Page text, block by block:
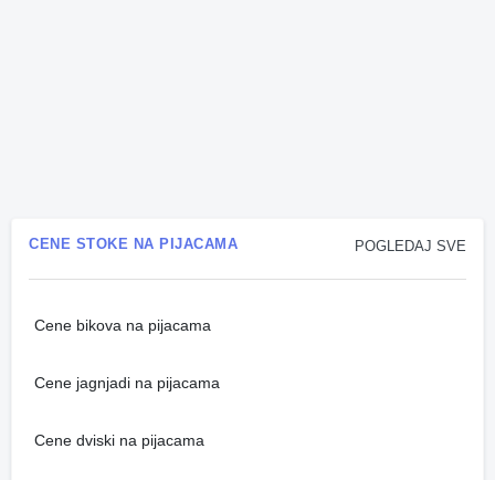
POGLEDAJ SVE
CENE STOKE NA PIJACAMA
Cene bikova na pijacama
Cene jagnjadi na pijacama
Cene dviski na pijacama